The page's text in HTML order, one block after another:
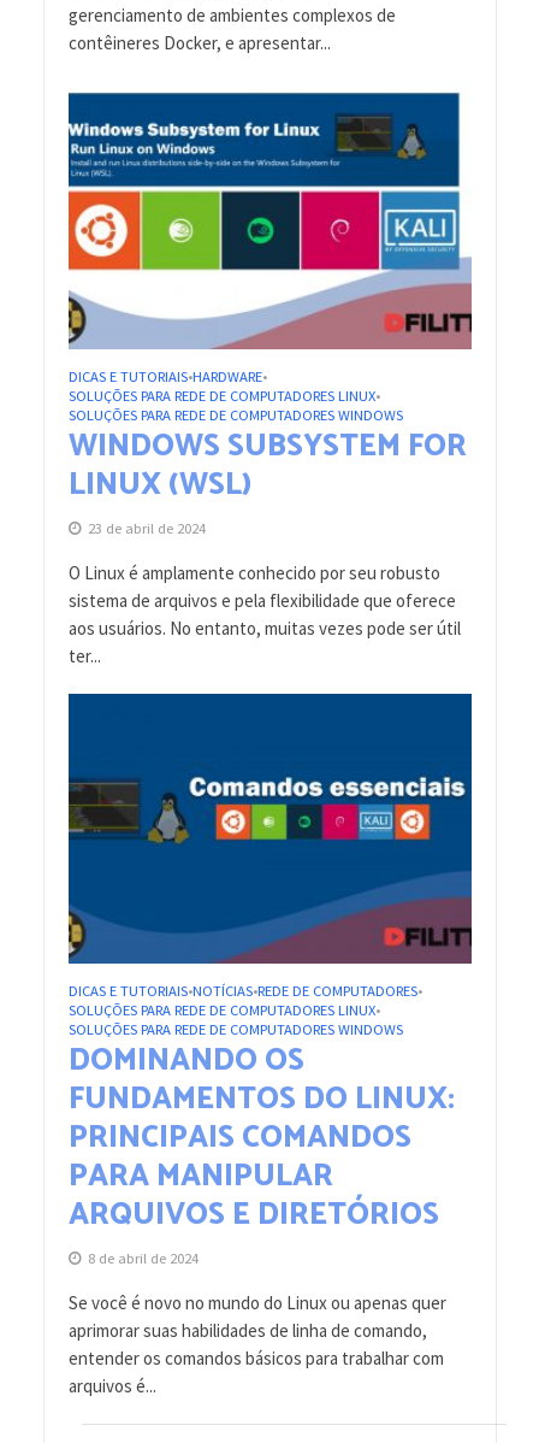
gerenciamento de ambientes complexos de
contêineres Docker, e apresentar...
DICAS E TUTORIAIS•HARDWARE•
SOLUÇÕES PARA REDE DE COMPUTADORES LINUX•
SOLUÇÕES PARA REDE DE COMPUTADORES WINDOWS
WINDOWS SUBSYSTEM FOR
LINUX (WSL)
23 de abril de 2024
O Linux é amplamente conhecido por seu robusto
sistema de arquivos e pela flexibilidade que oferece
aos usuários. No entanto, muitas vezes pode ser útil
ter...
DICAS E TUTORIAIS•NOTÍCIAS•REDE DE COMPUTADORES•
SOLUÇÕES PARA REDE DE COMPUTADORES LINUX•
SOLUÇÕES PARA REDE DE COMPUTADORES WINDOWS
DOMINANDO OS
FUNDAMENTOS DO LINUX:
PRINCIPAIS COMANDOS
PARA MANIPULAR
ARQUIVOS E DIRETÓRIOS
8 de abril de 2024
Se você é novo no mundo do Linux ou apenas quer
aprimorar suas habilidades de linha de comando,
entender os comandos básicos para trabalhar com
arquivos é...